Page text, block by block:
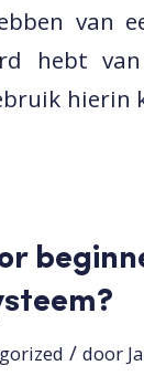
van
hebt
hierin
/ door